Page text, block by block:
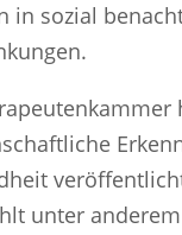
in sozial
unter